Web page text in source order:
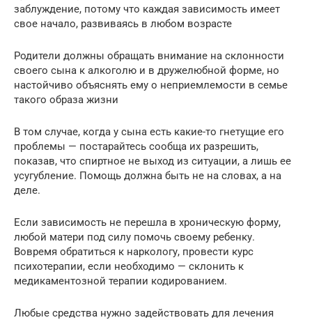
заблуждение, потому что каждая зависимость имеет
свое начало, развиваясь в любом возрасте
Родители должны обращать внимание на склонности
своего сына к алкоголю и в дружелюбной форме, но
настойчиво объяснять ему о неприемлемости в семье
такого образа жизни
В том случае, когда у сына есть какие-то гнетущие его
проблемы — постарайтесь сообща их разрешить,
показав, что спиртное не выход из ситуации, а лишь ее
усугубление. Помощь должна быть не на словах, а на
деле.
Если зависимость не перешла в хроническую форму,
любой матери под силу помочь своему ребенку.
Вовремя обратиться к наркологу, провести курс
психотерапии, если необходимо — склонить к
медикаментозной терапии кодированием.
Любые средства нужно задействовать для лечения